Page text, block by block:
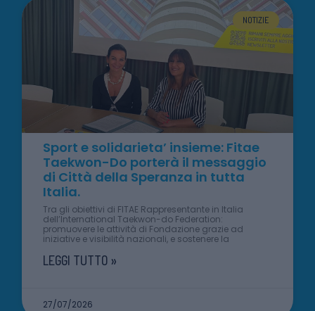
NOTIZIE
Sport e solidarieta’ insieme: Fitae
Taekwon-Do porterà il messaggio
di Città della Speranza in tutta
Italia.
Tra gli obiettivi di FITAE Rappresentante in Italia
dell’International Taekwon-do Federation:
promuovere le attività di Fondazione grazie ad
iniziative e visibilità nazionali, e sostenere la
LEGGI TUTTO »
27/07/2026